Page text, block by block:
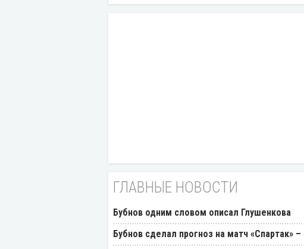
ГЛАВНЫЕ НОВОСТИ
Бубнов одним словом описал Глушенкова
Бубнов сделал прогноз на матч «Спартак» –